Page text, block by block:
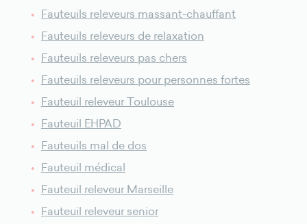
Fauteuils releveurs massant-chauffant
Fauteuils releveurs de relaxation
Fauteuils releveurs pas chers
Fauteuils releveurs pour personnes fortes
Fauteuil releveur Toulouse
Fauteuil EHPAD
Fauteuils mal de dos
Fauteuil médical
Fauteuil releveur Marseille
Fauteuil releveur senior